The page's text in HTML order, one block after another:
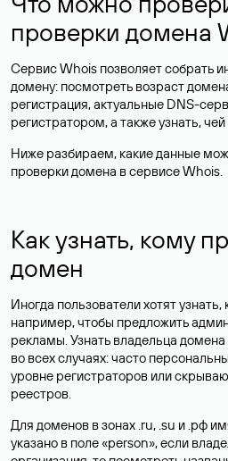
проверки домена
Сервис Whois позволяет собрать
домену: посмотреть возраст
регистрация, актуальные DNS-
регистратором, а также узнать, чей
Ниже разбираем, какие данные
проверки домена в сервисе Whois.
Как узнать, кому
домен
Иногда пользователи хотят
например, чтобы предложить
рекламы. Узнать владельца
во всех случаях: часто
уровне регистраторов или
реестров.
Для доменов в зонах .ru, .su и .рф
указано в поле «person», если